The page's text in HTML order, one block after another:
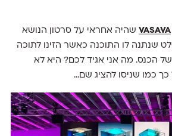
VASAVAשהיה אחראי על סרטון הנושא
שנתנה לו התוכנה כאשר הזינו לתוכה
הכנס. מה אני אגיד לכם? היא לא
כמו שניסו להציג שם...